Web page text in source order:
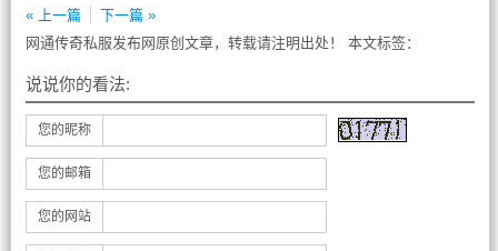
« 上一篇
下一篇 »
网通传奇私服发布网原创文章，转载请注明出处！ 本文标签：
说说你的看法:
您的昵称
您的邮箱
您的网站